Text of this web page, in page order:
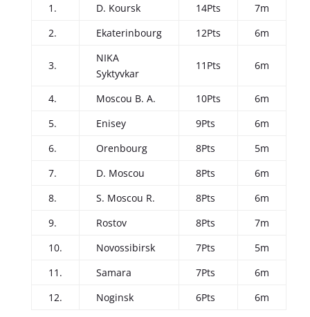
1. D. Koursk 14Pts
7m
2.
Ekaterinbourg 12Pts 6m
3.
NIKA
Syktyvkar
11Pts 6m
4. Moscou B. A. 10Pts
6m
5.
Enisey 9Pts
6m
6.
Orenbourg 8Pts
5m
7.
D. Moscou 8Pts
6m
8.
S. Moscou R. 8Pts
6m
9.
Rostov 8Pts
7m
10.
Novossibirsk 7Pts
5m
11.
Samara 7Pts
6m
12.
Noginsk 6Pts 6m